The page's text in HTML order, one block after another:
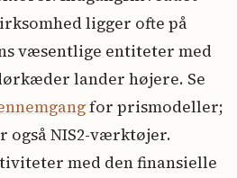
ligger ofte på
væsentlige entiteter med
lander højere. Se
for prismodeller;
NIS2-værktøjer.
med den finansielle